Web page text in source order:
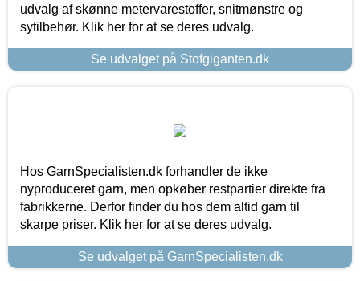
udvalg af skønne metervarestoffer, snitmønstre og
sytilbehør. Klik her for at se deres udvalg.
Se udvalget på Stofgiganten.dk
Hos GarnSpecialisten.dk forhandler de ikke
nyproduceret garn, men opkøber restpartier direkte fra
fabrikkerne. Derfor finder du hos dem altid garn til
skarpe priser. Klik her for at se deres udvalg.
Se udvalget på GarnSpecialisten.dk